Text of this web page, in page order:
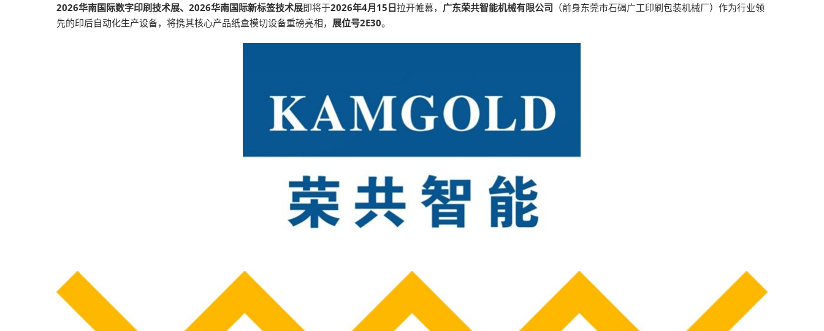
2026华南国际数字印刷技术展、2026华南国际新标签技术展即将于2026年4月15日拉开帷幕， 广东荣共智能机械有限公司 （前身东莞市石碣广工印刷包装机械厂）作为行业领
先的印后自动化生产设备，将携其核心产品纸盒模切设备重磅亮相， 展位号2E30。